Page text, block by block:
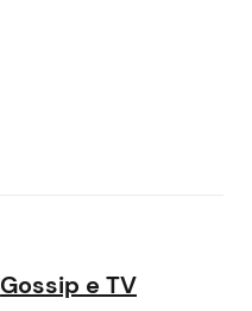
Gossip e TV